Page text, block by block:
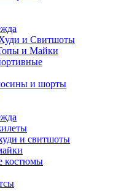
и Свитшоты
и Майки
и шорты
и свитшоты
костюмы